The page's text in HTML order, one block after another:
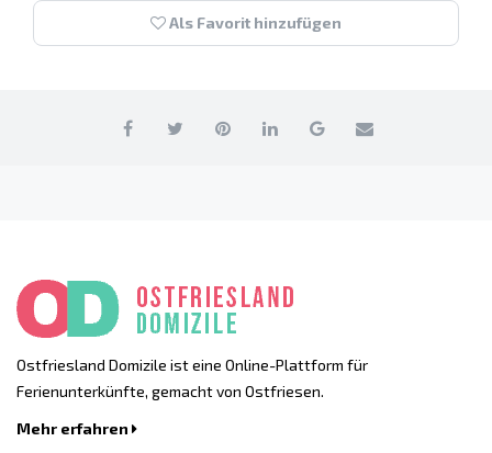
Als Favorit hinzufügen
Ostfriesland Domizile ist eine Online-Plattform für
Ferienunterkünfte, gemacht von Ostfriesen.
Mehr erfahren